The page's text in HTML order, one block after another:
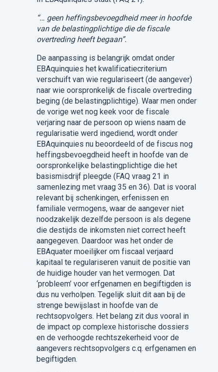
“… geen heffingsbevoegdheid meer in hoofde
van de belastingplichtige die de fiscale
overtreding heeft begaan”.
De aanpassing is belangrijk omdat onder
EBAquinquies het kwalificatiecriterium
verschuift van wie regulariseert (de aangever)
naar wie oorspronkelijk de fiscale overtreding
beging (de belastingplichtige). Waar men onder
de vorige wet nog keek voor de fiscale
verjaring naar de persoon op wiens naam de
regularisatie werd ingediend, wordt onder
EBAquinquies nu beoordeeld of de fiscus nog
heffingsbevoegdheid heeft in hoofde van de
oorspronkelijke belastingplichtige die het
basismisdrijf pleegde (FAQ vraag 21 in
samenlezing met vraag 35 en 36). Dat is vooral
relevant bij schenkingen, erfenissen en
familiale vermogens, waar de aangever niet
noodzakelijk dezelfde persoon is als degene
die destijds de inkomsten niet correct heeft
aangegeven. Daardoor was het onder de
EBAquater moeilijker om fiscaal verjaard
kapitaal te regulariseren vanuit de positie van
de huidige houder van het vermogen. Dat
‘probleem’ voor erfgenamen en begiftigden is
dus nu verholpen. Tegelijk sluit dit aan bij de
strenge bewijslast in hoofde van de
rechtsopvolgers. Het belang zit dus vooral in
de impact op complexe historische dossiers
en de verhoogde rechtszekerheid voor de
aangevers rechtsopvolgers c.q. erfgenamen en
begiftigden.